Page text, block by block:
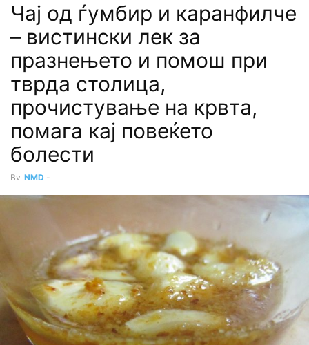
Чај од ѓумбир и каранфилче
– вистински лек за
празнењето и помош при
тврда столица,
прочистување на кpвтa,
помага кај повеќето
болести
By NMD -